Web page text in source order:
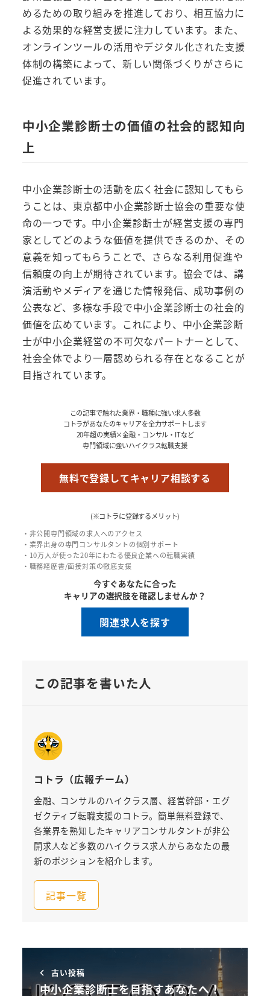
めるための取り組みを推進しており、相互協力に
よる効果的な経営支援に注力しています。また、
オンラインツールの活用やデジタル化された支援
体制の構築によって、新しい関係づくりがさらに
促進されています。
中小企業診断士の価値の社会的認知向
上
中小企業診断士の活動を広く社会に認知してもら
うことは、東京都中小企業診断士協会の重要な使
命の一つです。中小企業診断士が経営支援の専門
家としてどのような価値を提供できるのか、その
意義を知ってもらうことで、さらなる利用促進や
信頼度の向上が期待されています。協会では、講
演活動やメディアを通じた情報発信、成功事例の
公表など、多様な手段で中小企業診断士の社会的
価値を広めています。これにより、中小企業診断
士が中小企業経営の不可欠なパートナーとして、
社会全体でより一層認められる存在となることが
目指されています。
この記事で触れた業界・職種に強い求人多数
コトラがあなたのキャリアを全力サポートします
20年超の実績×金融・コンサル・ITなど
専門領域に強いハイクラス転職支援
無料で登録してキャリア相談する
(※コトラに登録するメリット)
・非公開専門領域の求人へのアクセス
・業界出身の専門コンサルタントの個別サポート
・10万人が使った20年にわたる優良企業への転職実績
・職務経歴書/面接対策の徹底支援
今すぐあなたに合った
キャリアの選択肢を確認しませんか？
関連求人を探す
この記事を書いた人
コトラ（広報チーム）
金融、コンサルのハイクラス層、経営幹部・エグ
ゼクティブ転職支援のコトラ。簡単無料登録で、
各業界を熟知したキャリアコンサルタントが非公
開求人など多数のハイクラス求人からあなたの最
新のポジションを紹介します。
記事一覧
古い投稿
中小企業診断士を目指すあなたへ！